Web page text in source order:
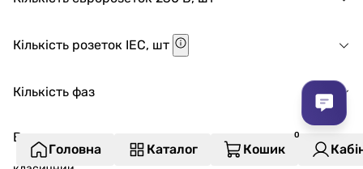
Кількість розеток IEC, шт
Кількість фаз
Виконання
Головна Каталог Кошик